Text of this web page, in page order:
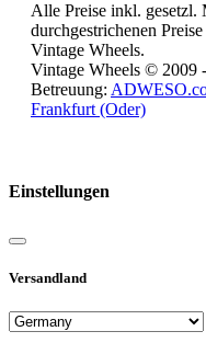
Alle Preise inkl. gesetzl.
durchgestrichenen
Vintage Wheels.
Vintage Wheels © 2009
Betreuung:
Frankfurt (Oder)
Einstellungen
Versandland